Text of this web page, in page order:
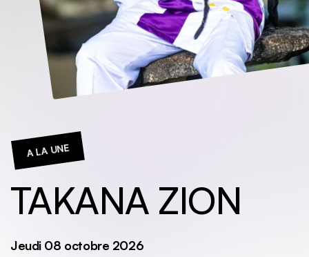
A LA UNE
TAKANA ZION
Jeudi 08 octobre 2026